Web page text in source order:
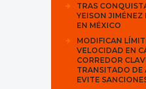
TRAS
YEISON JIMÉNEZ
EN MÉXICO
MODIFICAN
VELOCIDAD EN
CORREDOR
TRANSITADO
EVITE